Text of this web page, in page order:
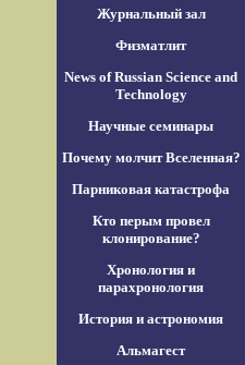
Журнальный зал
Физматлит
News of Russian Science and
Technology
Научные семинары
Почему молчит Вселенная?
Парниковая катастрофа
Кто перым провел
клонирование?
Хронология и
парахронология
История и астрономия
Альмагест